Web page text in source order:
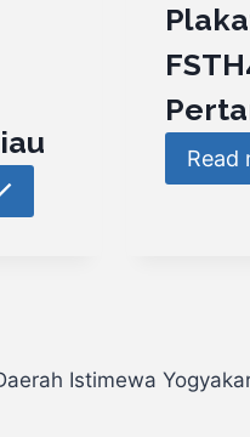
Read
Istimewa